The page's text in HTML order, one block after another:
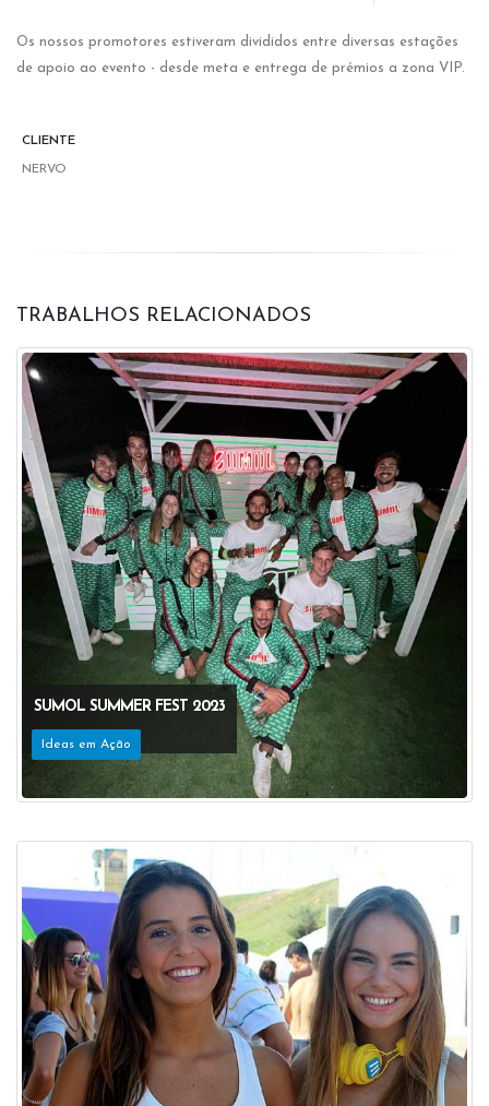
Os nossos promotores estiveram divididos entre diversas estações
de apoio ao evento - desde meta e entrega de prémios a zona VIP.
CLIENTE
NERVO
TRABALHOS RELACIONADOS
SUMOL SUMMER FEST 2023
Ideas em Ação